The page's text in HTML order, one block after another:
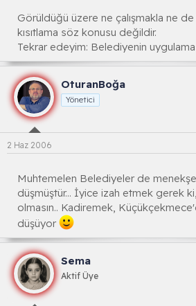
Görüldüğü üzere ne çalışmakla ne
kısıtlama söz konusu değildir.
Tekrar edeyim: Belediyenin
OturanBoğa
Yönetici
2 Haz 2006
Muhtemelen Belediyeler de
düşmüştür... İyice izah etmek gerek
olmasın.. Kadiremek,
düşüyor
Sema
Aktif Üye